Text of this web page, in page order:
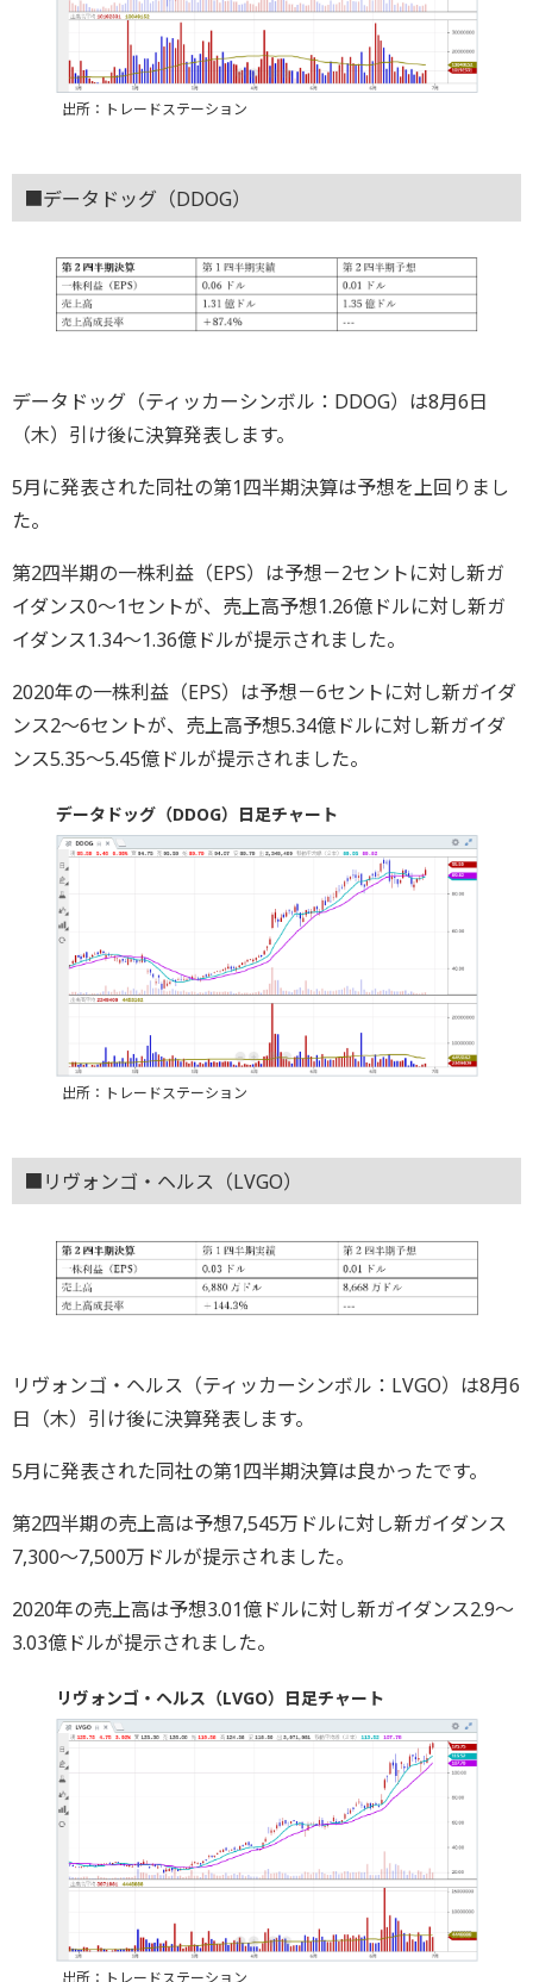
出所：トレードステーション
■データドッグ（DDOG）
データドッグ（ティッカーシンボル：DDOG）は8月6日
（木）引け後に決算発表します。
5月に発表された同社の第1四半期決算は予想を上回りまし
た。
第2四半期の一株利益（EPS）は予想－2セントに対し新ガ
イダンス0～1セントが、売上高予想1.26億ドルに対し新ガ
イダンス1.34～1.36億ドルが提示されました。
2020年の一株利益（EPS）は予想－6セントに対し新ガイダ
ンス2～6セントが、売上高予想5.34億ドルに対し新ガイダ
ンス5.35～5.45億ドルが提示されました。
データドッグ（DDOG）日足チャート
出所：トレードステーション
■リヴォンゴ・ヘルス（LVGO）
リヴォンゴ・ヘルス（ティッカーシンボル：LVGO）は8月6
日（木）引け後に決算発表します。
5月に発表された同社の第1四半期決算は良かったです。
第2四半期の売上高は予想7,545万ドルに対し新ガイダンス
7,300～7,500万ドルが提示されました。
2020年の売上高は予想3.01億ドルに対し新ガイダンス2.9～
3.03億ドルが提示されました。
リヴォンゴ・ヘルス（LVGO）日足チャート
出所：トレードステーション